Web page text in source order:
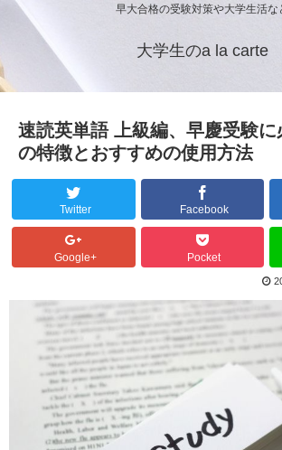
早大合格の受験対策や大学生活な
大学生のa la carte
速読英単語 上級編、早慶受験
の特徴とおすすめの使用方法
Twitter Facebook
Google+ Pocket